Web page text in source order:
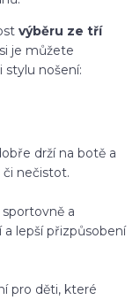
výběru ze tří
je můžete
nošení:
drží na botě a
nečistot.
a
lepší přizpůsobení
pro děti, které